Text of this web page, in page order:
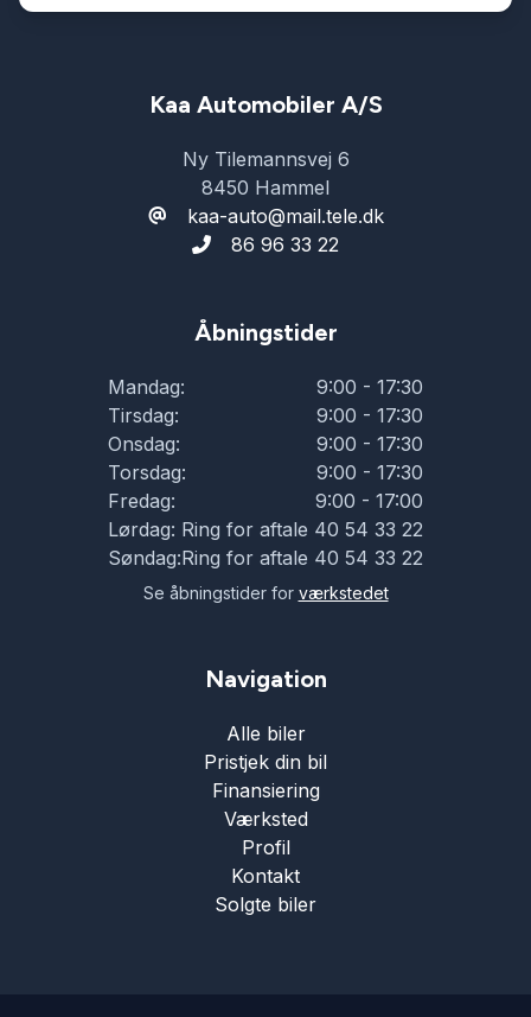
Kaa Automobiler A/S
Ny Tilemannsvej 6
8450 Hammel
kaa-auto@mail.tele.dk
86 96 33 22
Åbningstider
Mandag:
9:00 - 17:30
Tirsdag:
9:00 - 17:30
Onsdag:
9:00 - 17:30
Torsdag:
9:00 - 17:30
Fredag:
9:00 - 17:00
Lørdag: Ring for aftale 40 54 33 22
Søndag:Ring for aftale 40 54 33 22
Se åbningstider for værkstedet
Navigation
Alle biler
Pristjek din bil
Finansiering
Værksted
Profil
Kontakt
Solgte biler